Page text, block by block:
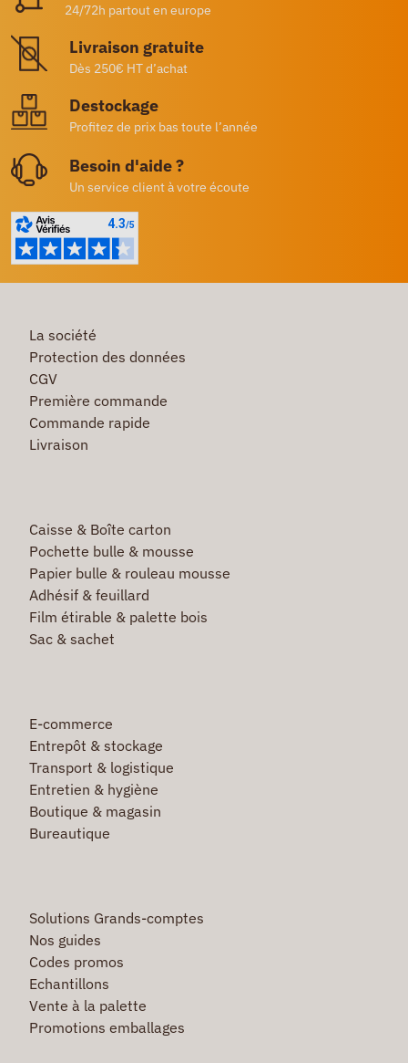
24/72h partout en europe
Livraison gratuite
Dès 250€ HT d’achat
Destockage
Profitez de prix bas toute l’année
Besoin d'aide ?
Un service client à votre écoute
La société
Protection des données
CGV
Première commande
Commande rapide
Livraison
Caisse & Boîte carton
Pochette bulle & mousse
Papier bulle & rouleau mousse
Adhésif & feuillard
Film étirable & palette bois
Sac & sachet
E-commerce
Entrepôt & stockage
Transport & logistique
Entretien & hygiène
Boutique & magasin
Bureautique
Solutions Grands-comptes
Nos guides
Codes promos
Echantillons
Vente à la palette
Promotions emballages